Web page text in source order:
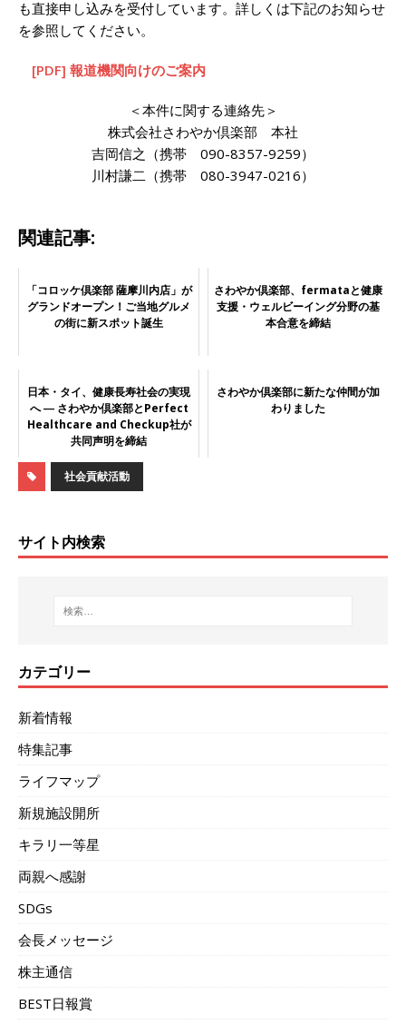
も直接申し込みを受付しています。詳しくは下記のお知らせ
を参照してください。
[PDF] 報道機関向けのご案内
＜本件に関する連絡先＞
株式会社さわやか倶楽部 本社
吉岡信之（携帯 090-8357-9259）
川村謙二（携帯 080-3947-0216）
関連記事:
「コロッケ倶楽部 薩摩川内店」が
グランドオープン！ご当地グルメ
の街に新スポット誕生
さわやか倶楽部、fermataと健康
支援・ウェルビーイング分野の基
本合意を締結
日本・タイ、健康長寿社会の実現
へ ― さわやか倶楽部とPerfect
Healthcare and Checkup社が
共同声明を締結
さわやか倶楽部に新たな仲間が加
わりました
社会貢献活動
サイト内検索
カテゴリー
新着情報
特集記事
ライフマップ
新規施設開所
キラリ一等星
両親へ感謝
SDGs
会長メッセージ
株主通信
BEST日報賞